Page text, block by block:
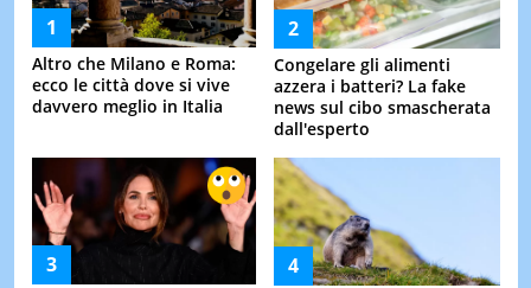
Altro che Milano e Roma:
ecco le città dove si vive
davvero meglio in Italia
Congelare gli alimenti
azzera i batteri? La fake
news sul cibo smascherata
dall'esperto